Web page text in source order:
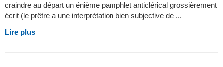
craindre au départ un énième pamphlet anticlérical grossièrement
écrit (le prêtre a une interprétation bien subjective de ...
Lire plus